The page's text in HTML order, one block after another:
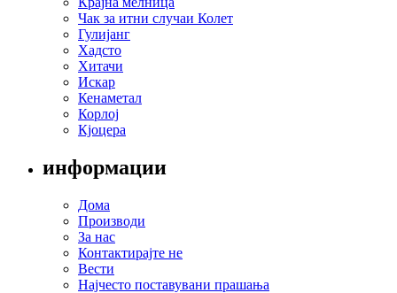
Чак за итни случаи Колет
Гулијанг
Хадсто
Хитачи
Искар
Кенаметал
Корлој
Кјоцера
информации
Дома
Производи
За нас
Контактирајте не
Вести
Најчесто поставувани прашања